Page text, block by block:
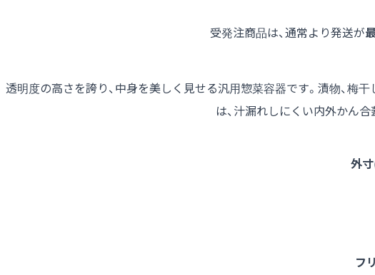
受発注商品は、通常より発送が
透明度の高さを誇り、中身を美しく見せる汎用惣菜容器です。漬物、梅
は、汁漏れしにくい内外かん
外
フ